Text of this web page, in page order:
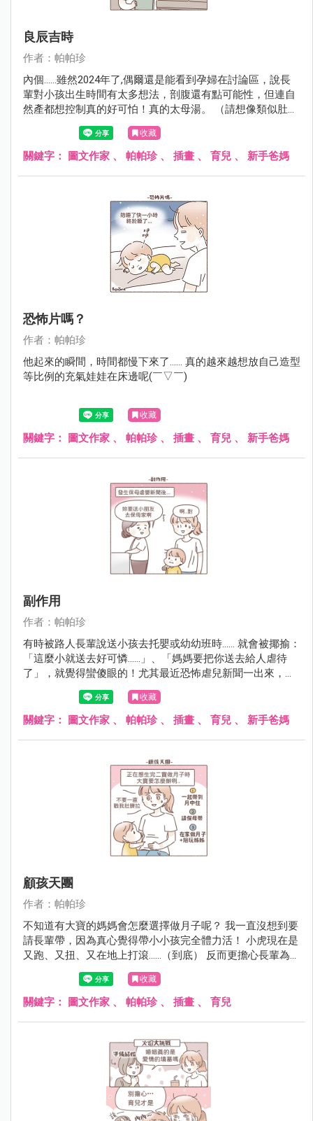
良辰吉時
作者：帕帕珍
內個......雖然2024年了,偶爾還是能看到孕婦在討論區，說長
輩對小孩出生時間有太多想法，剖腹還有點可能性，但連自
然產都想控制真的好可怕！真的太母湯。 （請想像類似肚子
痛又被車子輾過肚子，然後又想大便被要求憋住的感受）
收藏
關鍵字： 圖文作家 、 帕帕珍、 插畫 、 育兒 、 新手爸媽
恐怖片嗎？
作者：帕帕珍
他起來的瞬間，時間都慢下來了...... 真的越來越想放自己造型
等比例的充氣娃娃在床邊呢(￣▽￣)
收藏
關鍵字： 圖文作家 、 帕帕珍、 插畫 、 育兒 、 新手爸媽
副作用
作者：帕帕珍
有時被路人長輩說送小孩去托嬰或幼幼班時...... 就會被揶揄：
「這麼小就送去好可憐......」、「媽媽要把你送去給人虐待
了」，就覺得蠻傻眼的！尤其最近恐怖虐兒新聞一出來，討
論度很高，大家就更關注相關從業人員其實保母的年齡斷層
很大，有六成都50歲以上......真的不難理解年輕人不想投入這
份行業。只能感謝小虎的保母讓我蠻放心的，真的薪資有
收藏
關鍵字： 圖文作家 、 帕帕珍、 插畫 、 育兒 、 新手爸媽
顧孩天團
作者：帕帕珍
不知道有大寶的媽媽會怎麼選擇做月子呢？ 我一直沒想到要
請長輩帶，因為真心覺得帶小小孩完全體力活！ 小虎現在是
又跑、又扭、又在地上打滾......（到底） 反而更擔心長輩為了
追小孩、抱小孩扭到腰還是跌倒之類～
收藏
關鍵字： 圖文作家 、 帕帕珍、 插畫 、 育兒